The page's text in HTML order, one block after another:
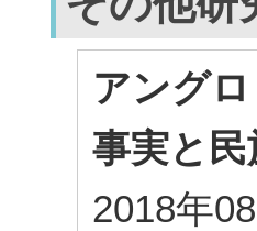
アング
事実と
2018年